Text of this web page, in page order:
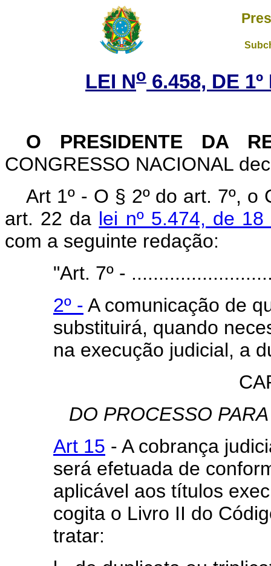
LEI No 6.458, DE
O PRESIDENTE DA
CONGRESSO NACIONAL
Art 1º - O § 2º do art. 7º,
art. 22 da lei nº 5.474, de
com a seguinte redação:
"Art. 7º -
2º - A comunicação de
substituirá, quando
na execução judicial, a
DO PROCESSO
Art 15 - A cobrança
será efetuada de
aplicável aos títulos
cogita o Livro II do
tratar: